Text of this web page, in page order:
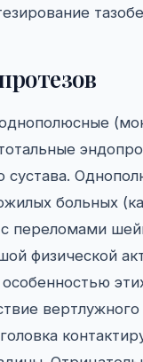
сустава.
больных
переломами
физической